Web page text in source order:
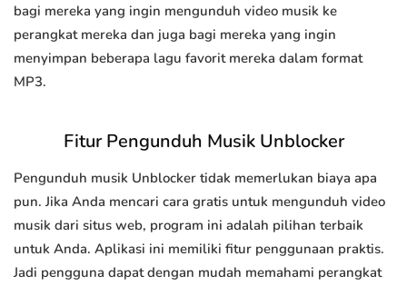
bagi mereka yang ingin mengunduh video musik ke
perangkat mereka dan juga bagi mereka yang ingin
menyimpan beberapa lagu favorit mereka dalam format
MP3.
Fitur Pengunduh Musik Unblocker
Pengunduh musik Unblocker tidak memerlukan biaya apa
pun. Jika Anda mencari cara gratis untuk mengunduh video
musik dari situs web, program ini adalah pilihan terbaik
untuk Anda. Aplikasi ini memiliki fitur penggunaan praktis.
Jadi pengguna dapat dengan mudah memahami perangkat